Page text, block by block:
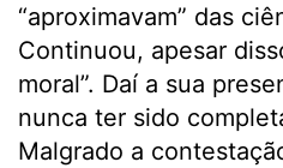
“aproximavam” das
Continuou, apesar
moral”. Daí a sua
nunca ter sido
Malgrado a